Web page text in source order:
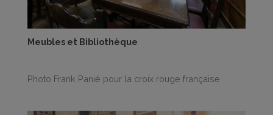
Meubles et Bibliothèque
Photo Frank Panié pour la croix rouge française